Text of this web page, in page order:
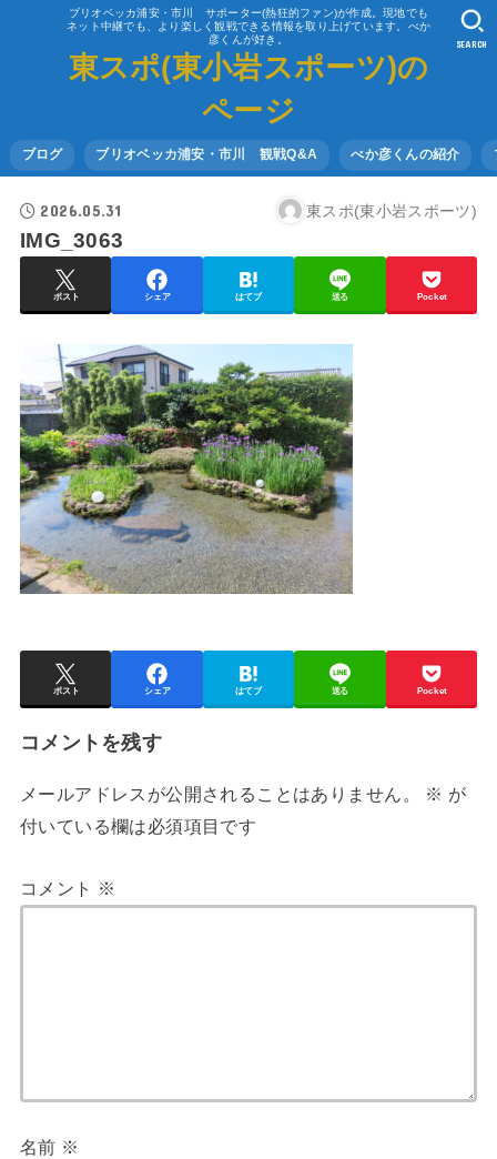
ブリオベッカ浦安・市川 サポーター(熱狂的ファン)が作成。現地でも
ネット中継でも、より楽しく観戦できる情報を取り上げています。べか
彦くんが好き。
東スポ(東小岩スポーツ)の
ページ
ブログ ブリオベッカ浦安・市川 観戦Q&A べか彦くんの紹介
SEARCH
2026.05.31 東スポ(東小岩スポーツ)
IMG_3063
ポスト シェア はてブ 送る Pocket
ポスト シェア はてブ 送る Pocket
コメントを残す
メールアドレスが公開されることはありません。 ※ が
付いている欄は必須項目です
コメント ※
名前 ※